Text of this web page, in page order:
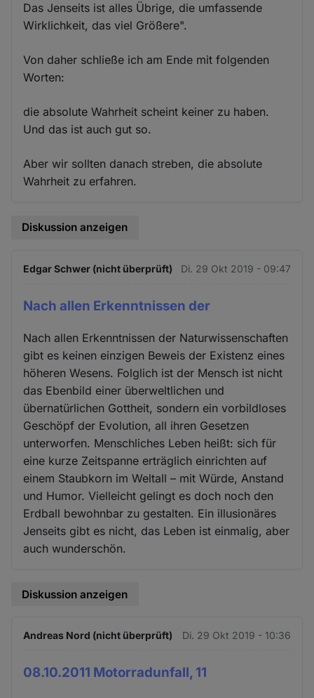
Das Jenseits ist alles Übrige, die umfassende
Wirklichkeit, das viel Größere".
Von daher schließe ich am Ende mit folgenden
Worten:
die absolute Wahrheit scheint keiner zu haben.
Und das ist auch gut so.
Aber wir sollten danach streben, die absolute
Wahrheit zu erfahren.
Diskussion anzeigen
Edgar Schwer (nicht überprüft) Di. 29 Okt 2019 - 09:47
Nach allen Erkenntnissen der
Nach allen Erkenntnissen der Naturwissenschaften
gibt es keinen einzigen Beweis der Existenz eines
höheren Wesens. Folglich ist der Mensch ist nicht
das Ebenbild einer überweltlichen und
übernatürlichen Gottheit, sondern ein vorbildloses
Geschöpf der Evolution, all ihren Gesetzen
unterworfen. Menschliches Leben heißt: sich für
eine kurze Zeitspanne erträglich einrichten auf
einem Staubkorn im Weltall – mit Würde, Anstand
und Humor. Vielleicht gelingt es doch noch den
Erdball bewohnbar zu gestalten. Ein illusionäres
Jenseits gibt es nicht, das Leben ist einmalig, aber
auch wunderschön.
Diskussion anzeigen
Andreas Nord (nicht überprüft) Di. 29 Okt 2019 - 10:36
08.10.2011 Motorradunfall, 11